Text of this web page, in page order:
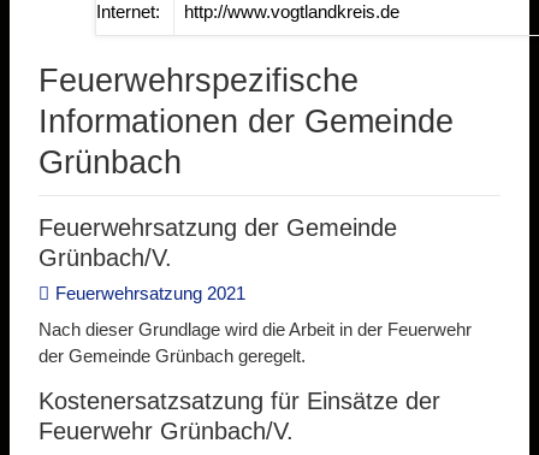
Internet: http://www.vogtlandkreis.de
Feuerwehrspezifische
Informationen der Gemeinde
Grünbach
Feuerwehrsatzung der Gemeinde
Grünbach/V.
Feuerwehrsatzung 2021
Nach dieser Grundlage wird die Arbeit in der Feuerwehr
der Gemeinde Grünbach geregelt.
Kostenersatzsatzung für Einsätze der
Feuerwehr Grünbach/V.